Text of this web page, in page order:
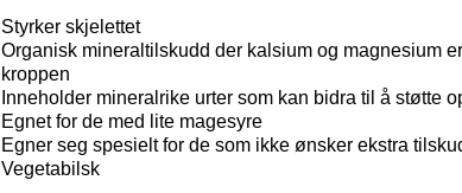
Styrker skjelettet
Organisk mineraltilskudd der kalsium og magnesium
kroppen
Inneholder mineralrike urter som kan bidra til å støtte
Egnet for de med lite magesyre
Egner seg spesielt for de som ikke ønsker ekstra
Vegetabilsk